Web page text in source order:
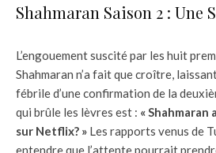
Shahmaran Saison 2 : Une
L’engouement suscité par les huit
Shahmaran n’a fait que croître,
fébrile d’une confirmation de la
qui brûle les lèvres est : «
sur Netflix? » Les rapports venus de
entendre que l’attente pourrait